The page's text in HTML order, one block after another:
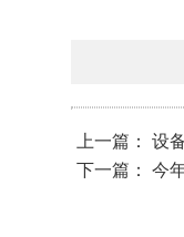
上一篇： 设
下一篇： 今